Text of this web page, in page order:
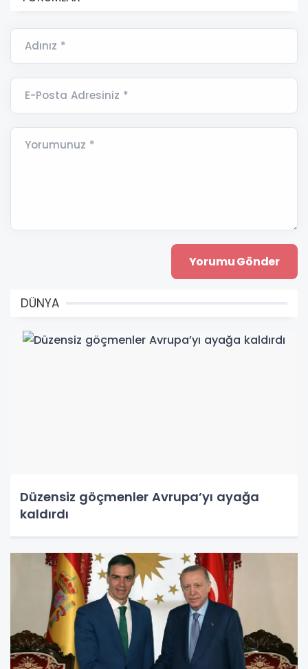
Adınız *
E-Posta Adresiniz *
Yorumunuz *
DÜNYA
Düzensiz göçmenler Avrupa’yı ayağa
kaldırdı